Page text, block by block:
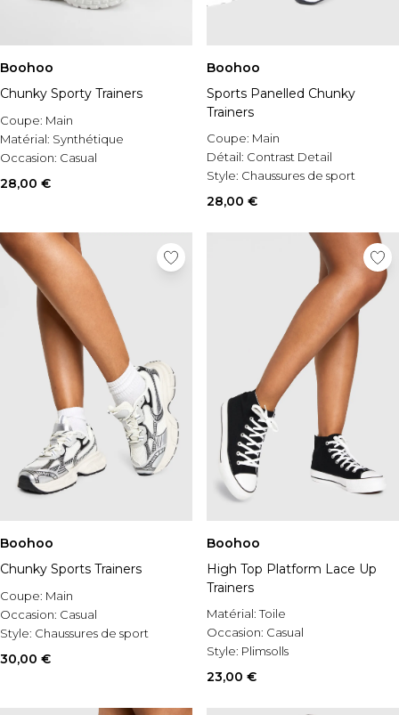
Boohoo
Chunky Sporty Trainers
Coupe: Main
Matérial: Synthétique
Occasion: Casual
28,00 €
Boohoo
Sports Panelled Chunky
Trainers
Coupe: Main
Détail: Contrast Detail
Style: Chaussures de sport
28,00 €
Boohoo
Chunky Sports Trainers
Coupe: Main
Occasion: Casual
Style: Chaussures de sport
30,00 €
Boohoo
High Top Platform Lace Up
Trainers
Matérial:Toile
Occasion: Casual
Style: Plimsolls
23,00 €